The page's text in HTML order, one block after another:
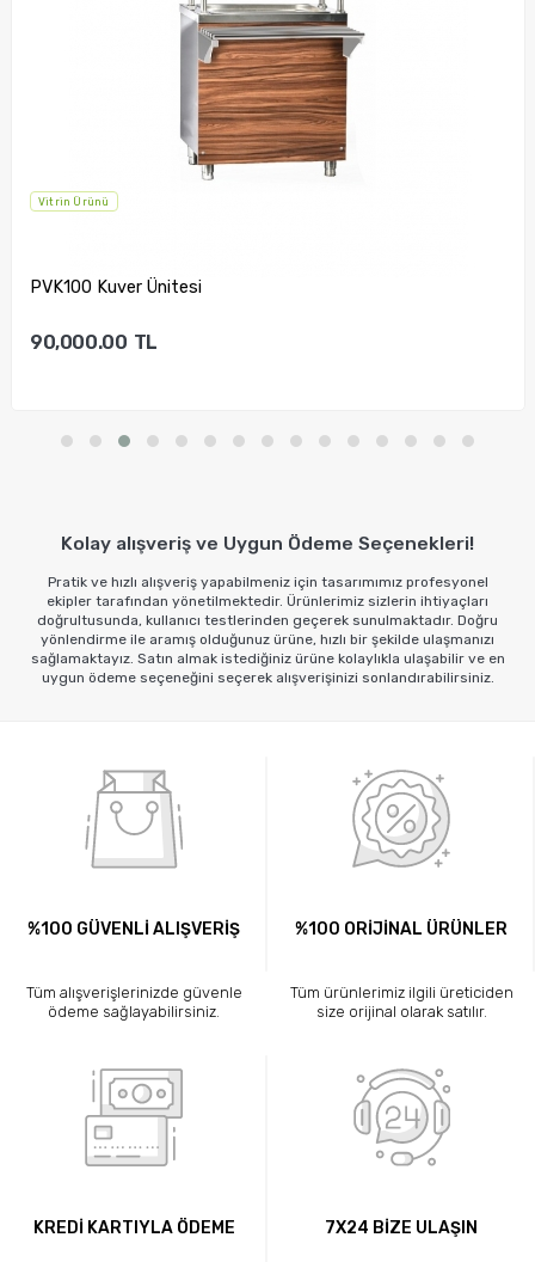
Vitrin Ürünü
PVK100 Kuver Ünitesi
90,000.00 TL
Kolay alışveriş ve Uygun Ödeme Seçenekleri!
Pratik ve hızlı alışveriş yapabilmeniz için tasarımımız profesyonel
ekipler tarafından yönetilmektedir. Ürünlerimiz sizlerin ihtiyaçları
doğrultusunda, kullanıcı testlerinden geçerek sunulmaktadır. Doğru
yönlendirme ile aramış olduğunuz ürüne, hızlı bir şekilde ulaşmanızı
sağlamaktayız. Satın almak istediğiniz ürüne kolaylıkla ulaşabilir ve en
uygun ödeme seçeneğini seçerek alışverişinizi sonlandırabilirsiniz.
%100 GÜVENLİ ALIŞVERİŞ
Tüm alışverişlerinizde güvenle
ödeme sağlayabilirsiniz.
%100 ORİJİNAL ÜRÜNLER
Tüm ürünlerimiz ilgili üreticiden
size orijinal olarak satılır.
KREDİ KARTIYLA ÖDEME 7X24 BİZE ULAŞIN